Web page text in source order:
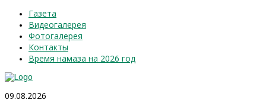
Газета
Видеогалерея
Фотогалерея
Контакты
Время намаза на 2026 год
09.08.2026